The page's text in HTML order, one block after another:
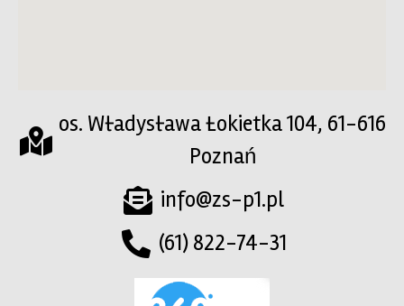
os. Władysława Łokietka 104, 61-616
Poznań
info@zs-p1.pl
(61) 822-74-31